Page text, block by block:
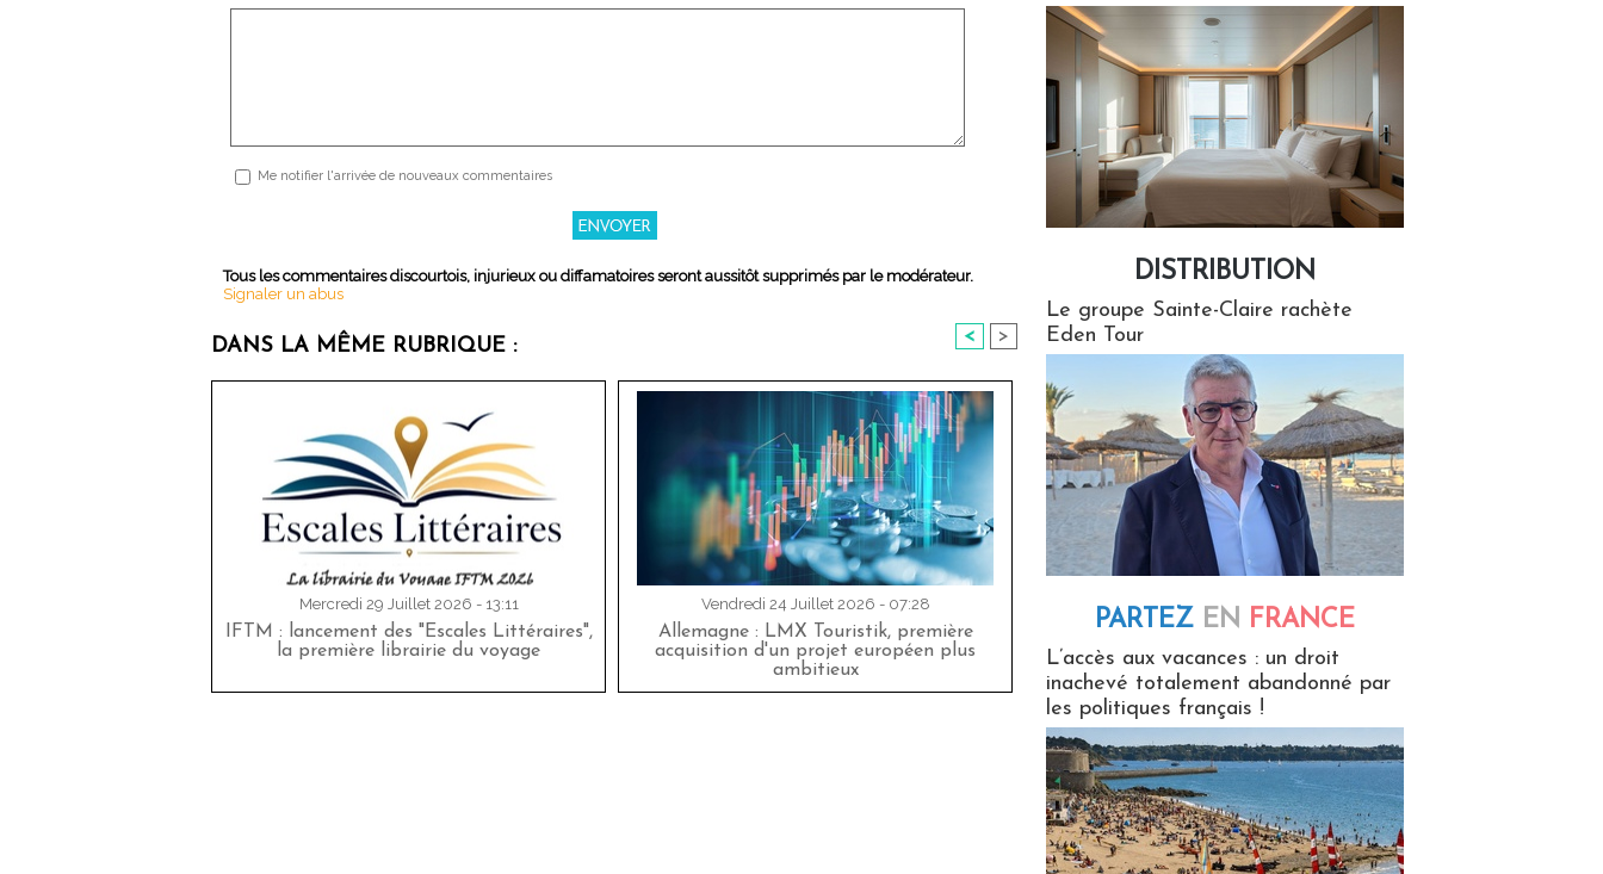
Me notifier l'arrivée de nouveaux commentaires
Tous les commentaires discourtois, injurieux ou diffamatoires seront aussitôt supprimés par le modérateur.
Signaler un abus
DANS LA MÊME RUBRIQUE : < >
Mercredi 29 Juillet 2026 - 13:11
IFTM : lancement des "Escales Littéraires",
la première librairie du voyage
Vendredi 24 Juillet 2026 - 07:28
Allemagne : LMX Touristik, première
acquisition d'un projet européen plus
ambitieux
DISTRIBUTION
Le groupe Sainte-Claire rachète
Eden Tour
PARTEZ EN FRANCE
L’accès aux vacances : un droit
inachevé totalement abandonné par
les politiques français !